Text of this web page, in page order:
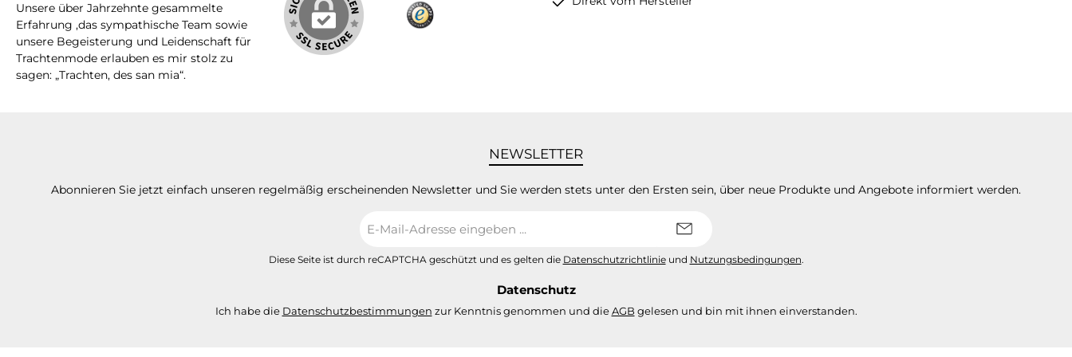
Unsere über Jahrzehnte gesammelte
Erfahrung ,das sympathische Team sowie
unsere Begeisterung und Leidenschaft für
Trachtenmode erlauben es mir stolz zu
sagen: „Trachten, des san mia“.
NEWSLETTER
Abonnieren Sie jetzt einfach unseren regelmäßig erscheinenden Newsletter und Sie werden stets unter den Ersten sein, über neue Produkte und Angebote informiert werden.
Mail-
Adresse
Diese Seite ist durch reCAPTCHA geschützt und es gelten die Datenschutzrichtlinieund Nutzungsbedingungen.
Datenschutz
Ich habe die Datenschutzbestimmungen zur Kenntnis genommen und dieAGB gelesen und bin mit ihnen einverstanden.